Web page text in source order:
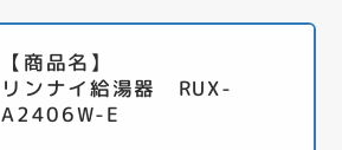
【商品名】
リンナイ給湯器 RUX-
A2406W-E